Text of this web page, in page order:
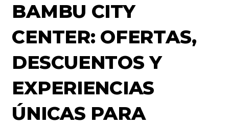
BAMBU CITY
CENTER: OFERTAS,
DESCUENTOS Y
EXPERIENCIAS
ÚNICAS PARA